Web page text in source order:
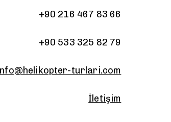
+90 216 467 83 66
+90 533 325 82 79
turlari.com
İletişim